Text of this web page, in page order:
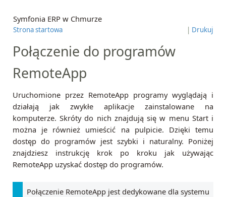
Symfonia ERP w Chmurze
Strona startowa | Drukuj
Połączenie do programów
RemoteApp
Uruchomione przez RemoteApp programy wyglądają i
działają jak zwykłe aplikacje zainstalowane na
komputerze. Skróty do nich znajdują się w menu Start i
można je również umieścić na pulpicie. Dzięki temu
dostęp do programów jest szybki i naturalny. Poniżej
znajdziesz instrukcję krok po kroku jak używając
RemoteApp uzyskać dostęp do programów.
Połączenie RemoteApp jest dedykowane dla systemu